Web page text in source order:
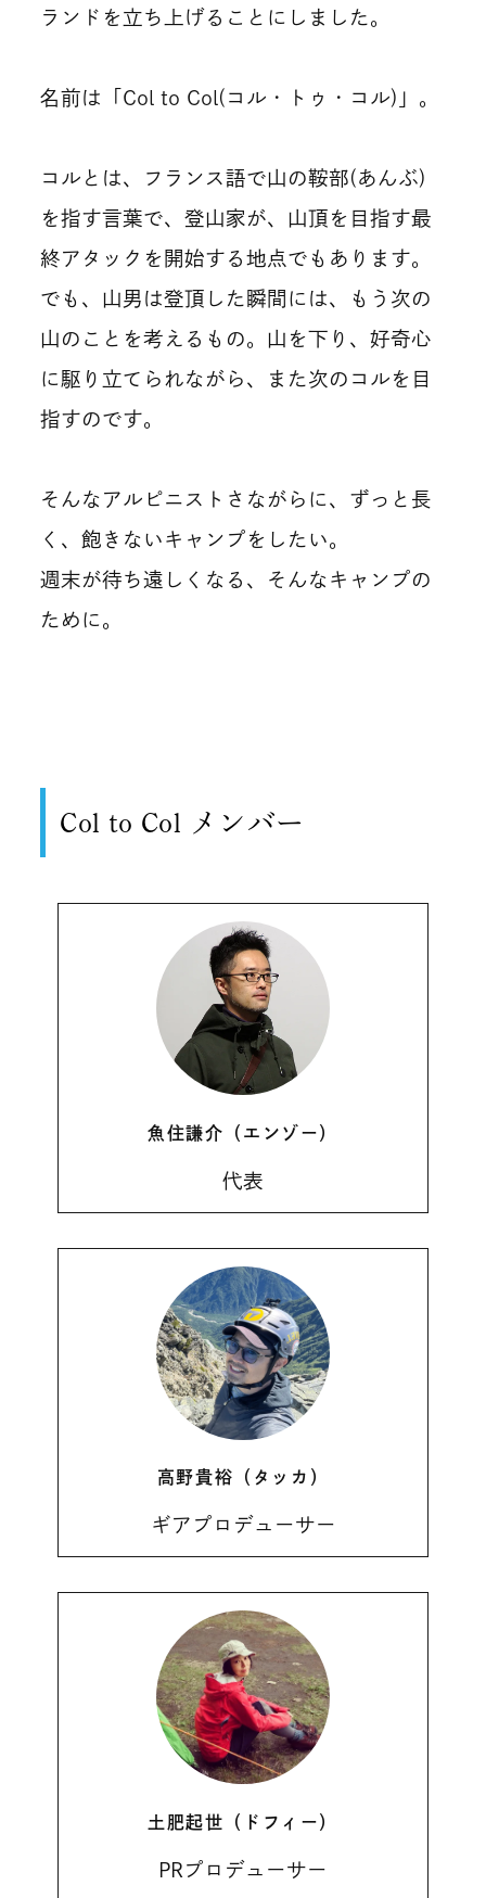
ランドを立ち上げることにしました。
名前は「Col to Col(コル・トゥ・コル)」。
コルとは、フランス語で山の鞍部(あんぶ)
を指す言葉で、登山家が、山頂を目指す最
終アタックを開始する地点でもあります。
でも、山男は登頂した瞬間には、もう次の
山のことを考えるもの。山を下り、好奇心
に駆り立てられながら、また次のコルを目
指すのです。
そんなアルピニストさながらに、ずっと長
く、飽きないキャンプをしたい。
週末が待ち遠しくなる、そんなキャンプの
ために。
Col to Col メンバー
魚住謙介（エンゾー）
代表
高野貴裕（タッカ）
ギアプロデューサー
土肥起世（ドフィー）
PRプロデューサー